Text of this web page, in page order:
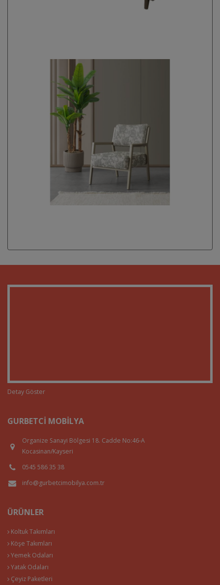
Detay Göster
GURBETCI MOBILYA
Organize Sanayi Bölgesi 18. Cadde No:46-A
Kocasinan/Kayseri
0545 586 35 38
info@gurbetcimobilya.com.tr
ÜRÜNLER
Koltuk Takımları
Köşe Takımları
Yemek Odaları
Yatak Odaları
Çeyiz Paketleri